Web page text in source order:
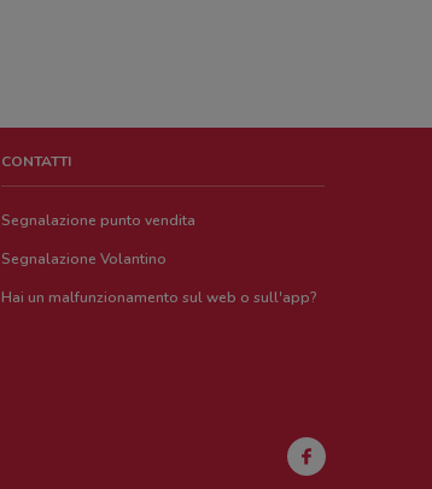
CONTATTI
Segnalazione punto vendita
Segnalazione Volantino
Hai un malfunzionamento sul web o sull'app?